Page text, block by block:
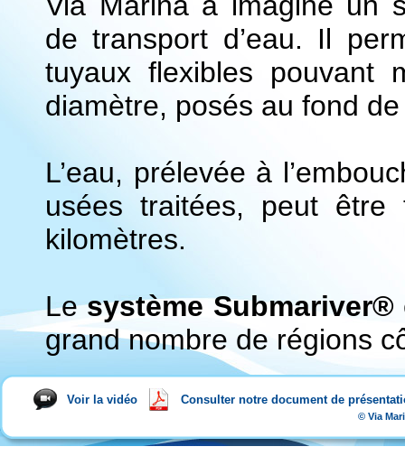
de transport d’eau. Il
tuyaux flexibles pouvant
diamètre, posés au fond de
L’eau, prélevée à
usées traitées, peut être
kilomètres.
Lesystème Submariver®
grand nombre de régions
Voir la vidéo Consulter notre document de
© Via